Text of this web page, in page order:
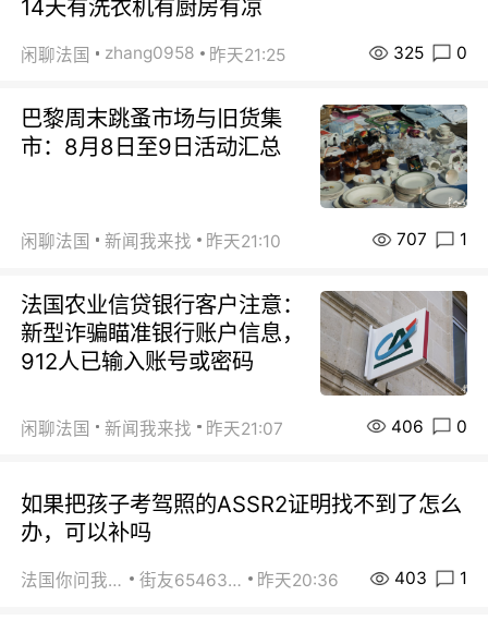
14天有洗衣机有厨房有凉
闲聊法国 zhang0958 昨天21:25 325 0
巴黎周末跳蚤市场与旧货集
市：8月8日至9日活动汇总
闲聊法国 新闻我来找 昨天21:10 707 1
法国农业信贷银行客户注意：
新型诈骗瞄准银行账户信息，
912人已输入账号或密码
闲聊法国 新闻我来找 昨天21:07 406 0
如果把孩子考驾照的ASSR2证明找不到了怎么
办，可以补吗
法国你问我答 街友65463281 昨天20:36 403 1